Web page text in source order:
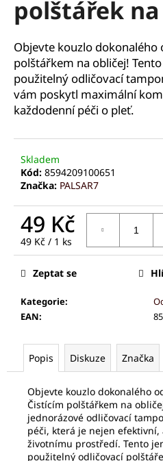
polštářek
Objevte kouzlo dokonalého
polštářkem na obličej!
použitelný odličovací
vám poskytl maximální
každodenní péči o pleť.
Skladem
Kód: 8594209100651
Značka: PALSAR7
49 Kč
Měrná
cena:
49 Kč / 1 ks
Kategorie:
EAN:
Zeptat se
Popis Diskuze Značka
Objevte kouzlo dokonalého
Čistícím polštářkem na
jednorázové odličovací
péči, která je nejen
životnímu prostředí. Tento
použitelný odličovací
a
í
t
?
D
o
p
u
u
m
PALSAR7
FACE-
ROLLER